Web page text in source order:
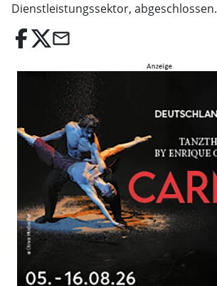
Dienstleistungssektor, abgeschlossen.
email